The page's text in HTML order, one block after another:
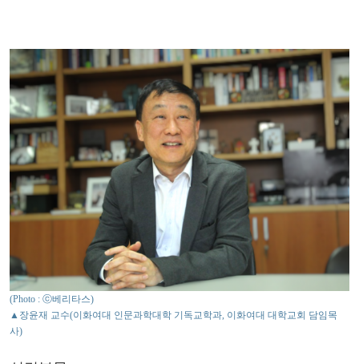
(Photo : ⓒ베리타스)
▲장윤재 교수(이화여대 인문과학대학 기독교학과, 이화여대 대학교회 담임목
사)